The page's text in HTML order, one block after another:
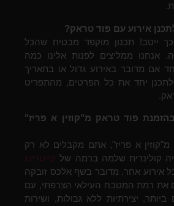
אירוע עם פוד טראק?
ייטב! תכנון מוקפד מבטיח שהכל
אנחנו ממליצים לפנות אלינו כמה
אם מדובר באירוע גדול או בתאריך
יחד את כל הפרטים, מהתפריט
פוד טראק מ"קוזין א פריז"
א פריז", אתם מקבלים לא רק
קולינרית שלמה ברמה של קייטרינג
אירוע אחר. מדובר בשף אלכס זובקה
את רמת המטבח העילאי הצרפתי, עם
ביותר, יצירתיות ללא גבולות, ושירות